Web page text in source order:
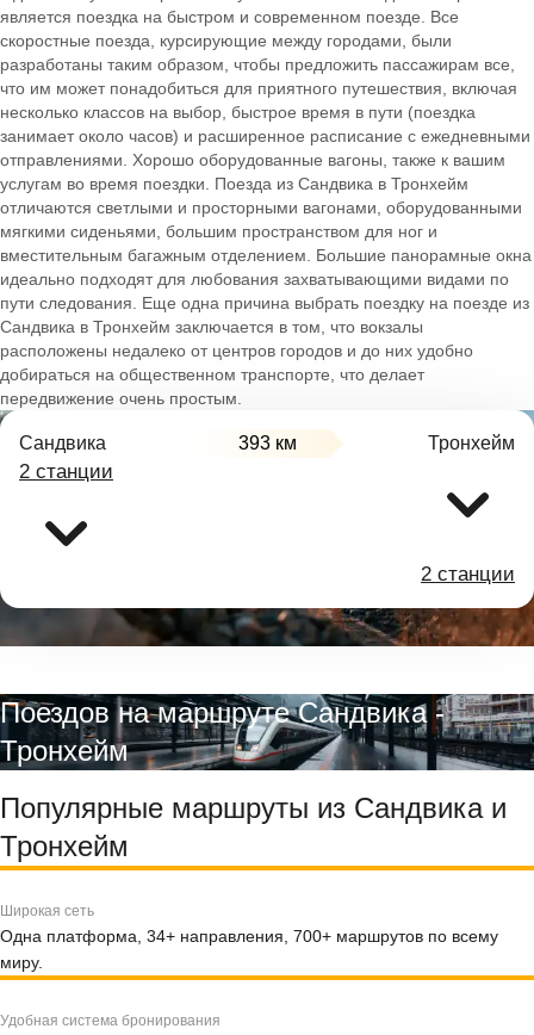
является поездка на быстром и современном поезде. Все
скоростные поезда, курсирующие между городами, были
разработаны таким образом, чтобы предложить пассажирам все,
что им может понадобиться для приятного путешествия, включая
несколько классов на выбор, быстрое время в пути (поездка
занимает около часов) и расширенное расписание с ежедневными
отправлениями. Хорошо оборудованные вагоны, также к вашим
услугам во время поездки. Поезда из Сандвика в Тронхейм
отличаются светлыми и просторными вагонами, оборудованными
мягкими сиденьями, большим пространством для ног и
вместительным багажным отделением. Большие панорамные окна
идеально подходят для любования захватывающими видами по
пути следования. Еще одна причина выбрать поездку на поезде из
Сандвика в Тронхейм заключается в том, что вокзалы
расположены недалеко от центров городов и до них удобно
добираться на общественном транспорте, что делает
передвижение очень простым.
Сандвика 393 км Тронхейм
2 станции
2 станции
Поездов на маршруте Сандвика -
Тронхейм
Популярные маршруты из Сандвика и
Тронхейм
Широкая сеть
Одна платформа, 34+ направления, 700+ маршрутов по всему
миру.
Удобная система бронирования